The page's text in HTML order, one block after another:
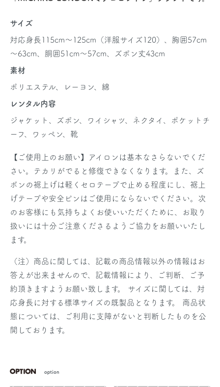
サイズ
対応身長115cm～125cm（洋服サイズ120）、胸囲57cm
～63cm、胴囲51cm～57cm、ズボン丈43cm
素材
ポリエステル、レーヨン、綿
レンタル内容
ジャケット、ズボン、ワイシャツ、ネクタイ、ポケットチ
ーフ、ワッペン、靴
【ご使用上のお願い】アイロンは基本なさらないでくだ
さい。テカリがでると修復できなくなります。また、ズ
ボンの裾上げは軽くセロテープで止める程度にし、裾上
げテープや安全ピンはご使用にならないでください。次
のお客様にも気持ちよくお使いいただくために、お取り
扱いには十分ご注意くださるようご協力をお願いいたし
ます。
（注）商品に関しては、記載の商品情報以外の情報はお
答えが出来ませんので、記載情報により、ご判断、ご予
約頂きますようお願い致します。 サイズに関しては、対
応身長に対する標準サイズの既製品となります。 商品状
態については、ご利用に支障がないと判断したものを公
開しております。
option